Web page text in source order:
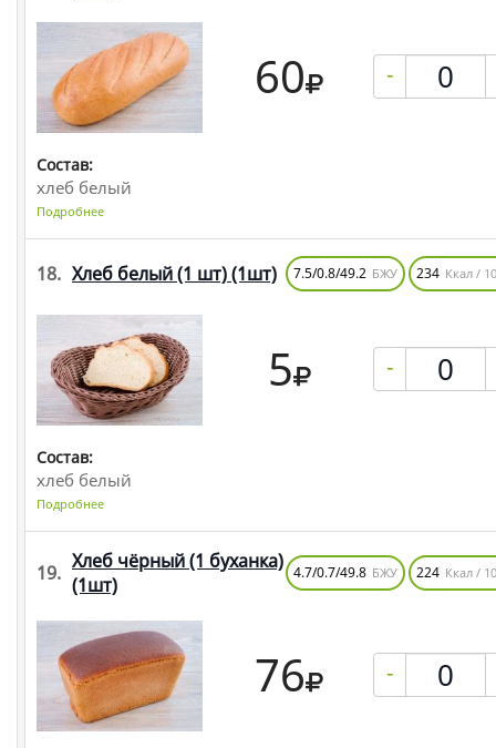
60 -
Состав:
хлеб белый
Подробнее
18. Хлеб белый (1 шт)(1шт) 7.5/0.8/49.2 БЖУ 234 Ккал /
5 -
Состав:
хлеб белый
Подробнее
19. Хлеб чёрный (1 буханка)
(1шт)
4.7/0.7/49.8 БЖУ 224 Ккал /
76 -